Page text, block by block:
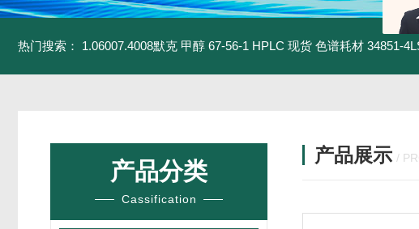
热门搜索： 1.06007.4008默克 甲醇 67-56-1 HPLC 现货 色谱耗材 34851-
产品分类
Cassification
产品展示 /